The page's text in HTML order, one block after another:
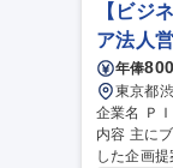
【ビジ
ア法人
年俸
東京都
企業名 ＰＩＶＯＴ株式会社 求人名 【ビジネ
内容 主に
した企画